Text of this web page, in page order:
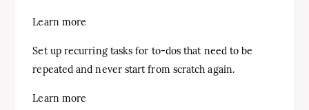
Learn more
Set up recurring tasks for to-dos that need to be
repeated and never start from scratch again.
Learn more